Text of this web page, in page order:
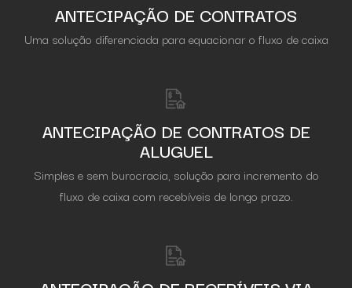
ANTECIPAÇÃO DE CONTRATOS
Uma solução diferenciada para equacionar o fluxo de caixa
ANTECIPAÇÃO DE CONTRATOS DE
ALUGUEL
Simples e sem burocracia, solução para incremento do
fluxo de caixa com recebíveis de longo prazo.